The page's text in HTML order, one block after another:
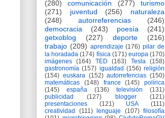
(280)
comunicación (277)
turismo
(271)
juventud (256)
naturaleza
(248)
autorreferencias
(246)
democracia
(243) poesía
(241)
getxoblog
(227) deporte
(216)
trabajo (209) aprendizaje (176) pilar de
la horadada (174) física (171) europa (170)
imágenes
(164) TED (163) Tesla
(158)
gastronomía (157) igualdad (156) religión
(154) euskara (152) autorrefencias (150)
matemáticas
(148) france (145)
polírica
(145)
españa (136) televisión
(131)
publicidad
(127) blogger
(121)
presentaciones
(121) USA
(111)
creatividad
(111) lenguaje (107) filosofía